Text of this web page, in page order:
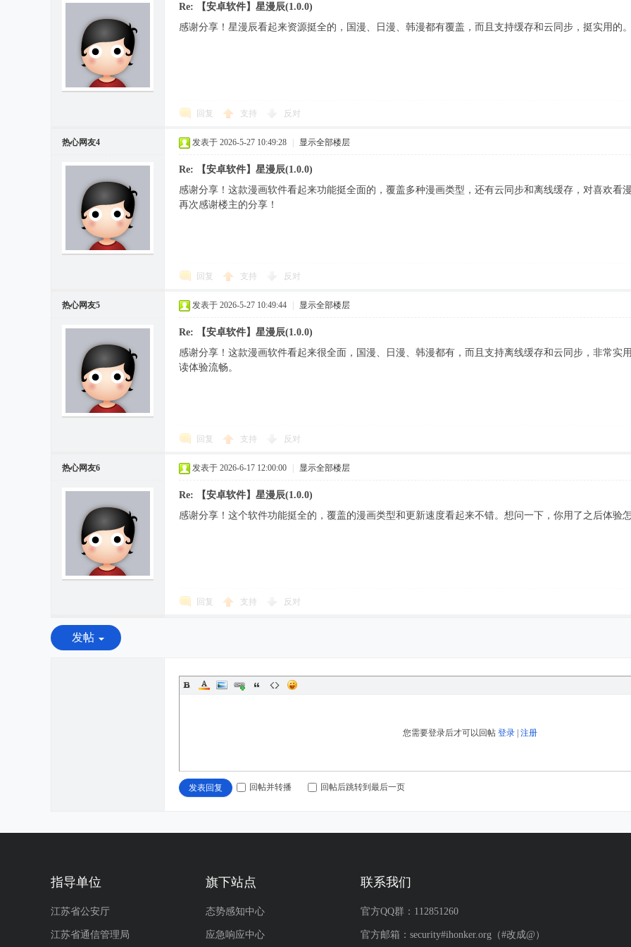
Re: 【安卓软件】星漫辰(1.0.0)
感谢分享！星漫辰看起来资源挺全的，国漫、日漫、韩漫都有覆盖，而且支持缓存和云同步，挺实用的
回复 支持 反对
热心网友4 发表于 2026-5-27 10:49:28 显示全部楼层
Re: 【安卓软件】星漫辰(1.0.0)
感谢分享！这款漫画软件看起来功能挺全面的，覆盖多种漫画类型，还有云同步和离线缓存，对喜欢看
再次感谢楼主的分享！
回复 支持 反对
热心网友5 发表于 2026-5-27 10:49:44 显示全部楼层
Re: 【安卓软件】星漫辰(1.0.0)
感谢分享！这款漫画软件看起来很全面，国漫、日漫、韩漫都有，而且支持离线缓存和云同步，非常实
读体验流畅。
回复 支持 反对
热心网友6 发表于 2026-6-17 12:00:00 显示全部楼层
Re: 【安卓软件】星漫辰(1.0.0)
感谢分享！这个软件功能挺全的，覆盖的漫画类型和更新速度看起来不错。想问一下，你用了之后体验
回复 支持 反对
发帖
您需要登录后才可以回帖 登录 注册
发表回复 回帖并转播 回帖后跳转到最后一页
指导单位
江苏省公安厅
江苏省通信管理局
旗下站点
态势感知中心
应急响应中心
联系我们
官方QQ群：112851260
官方邮箱：security#ihonker.org（#改成@）